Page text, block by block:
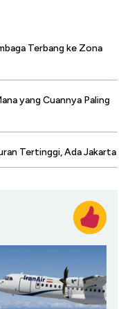
Terbang ke Zona
yang Cuannya Paling
Tertinggi, Ada Jakarta